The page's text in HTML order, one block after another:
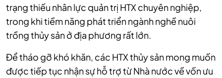
trạng thiếu nhân lực quản trị HTX chuyên nghiệp,
trong khi tiềm năng phát triển ngành nghề nuôi
trồng thủy sản ở địa phương rất lớn.
Để tháo gỡ khó khăn, các HTX thủy sản mong muốn
được tiếp tục nhận sự hỗ trợ từ Nhà nước về vốn ưu